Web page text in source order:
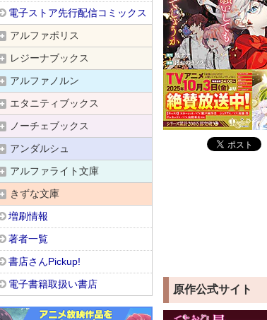
原作公式サイト
電子ストア先行配信コミックス
アルファポリス
レジーナブックス
アルファノルン
エタニティブックス
ノーチェブックス
アンダルシュ
アルファライト文庫
きずな文庫
増刷情報
著者一覧
書店さんPickup!
電子書籍取扱い書店